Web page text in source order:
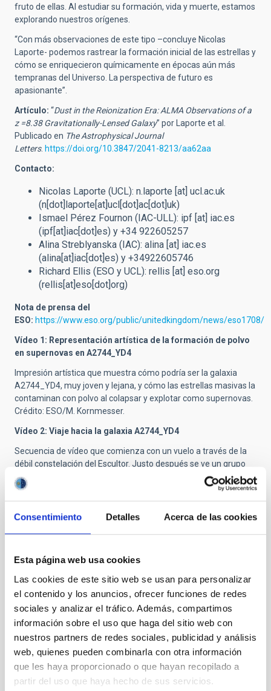
Consentimiento Detalles Acerca de las cookies
Esta página web usa cookies
Las cookies de este sitio web se usan para personalizar
el contenido y los anuncios, ofrecer funciones de redes
sociales y analizar el tráfico. Además, compartimos
información sobre el uso que haga del sitio web con
nuestros partners de redes sociales, publicidad y análisis
web, quienes pueden combinarla con otra información
que les haya proporcionado o que hayan recopilado a
partir del uso que haya hecho de sus servicios.
fruto de ellas. Al estudiar su formación, vida y muerte, estamos
explorando nuestros orígenes.
“Con más observaciones de este tipo –concluye Nicolas
Laporte- podemos rastrear la formación inicial de las estrellas y
cómo se enriquecieron químicamente en épocas aún más
tempranas del Universo. La perspectiva de futuro es
apasionante”.
Artículo: “Dust in the Reionization Era: ALMA Observations of a
z =8.38 Gravitationally-Lensed Galaxy” por Laporte et al.
Publicado en The Astrophysical Journal
Letters. https://doi.org/10.3847/2041-8213/aa62aa
Contacto:
Nicolas Laporte (UCL): n.laporte [at] ucl.ac.uk
(n[dot]laporte[at]ucl[dot]ac[dot]uk)
Ismael Pérez Fournon (IAC-ULL): ipf [at] iac.es
(ipf[at]iac[dot]es) y +34 922605257
Alina Streblyanska (IAC): alina [at] iac.es
(alina[at]iac[dot]es) y +34922605746
Richard Ellis (ESO y UCL): rellis [at] eso.org
(rellis[at]eso[dot]org)
Nota de prensa del
ESO: https://www.eso.org/public/unitedkingdom/news/eso1708/
Vídeo 1: Representación artística de la formación de polvo
en supernovas en A2744_YD4
Impresión artística que muestra cómo podría ser la galaxia
A2744_YD4, muy joven y lejana, y cómo las estrellas masivas la
contaminan con polvo al colapsar y explotar como supernovas.
Crédito: ESO/M. Kornmesser.
Vídeo 2: Viaje hacia la galaxia A2744_YD4
Secuencia de vídeo que comienza con un vuelo a través de la
débil constelación del Escultor. Justo después se ve un grupo
de galaxias distantes, el cúmulo Abell 2744, conocido como el
cúmulo de Pandora. Yendo aún más atrás en el universo
temprano, el viaje termina en la galaxia A2744_YD4, la más
distante jamás vista con ALMA. Crédito: ALMA
TIPO DE NOTICIA
NOTA DE PRENSA